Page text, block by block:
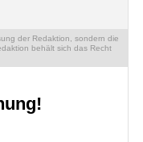
der Redaktion, sondern die
behält sich das Recht